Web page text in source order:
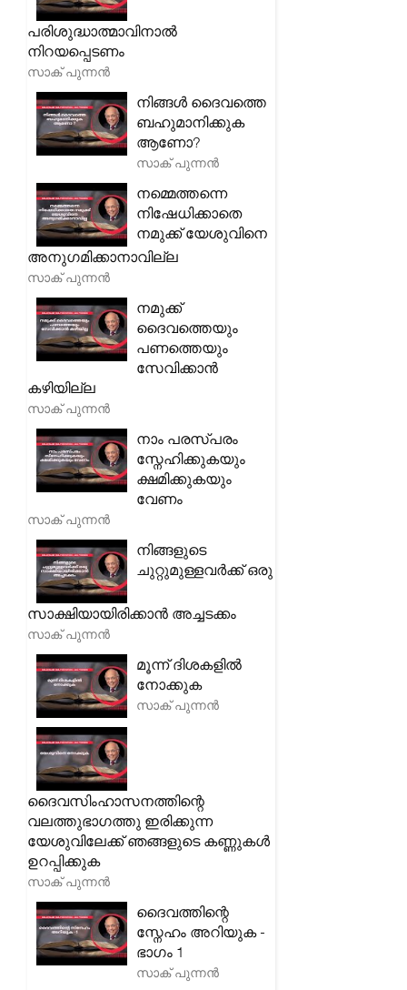
പരിശുദ്ധാത്മാവിനാൽ
നിറയപ്പെടണം
സാക് പുന്നൻ
നിങ്ങൾ ദൈവത്തെ
ബഹുമാനിക്കുക
ആണോ?
സാക് പുന്നൻ
നമ്മെത്തന്നെ
നിഷേധിക്കാതെ
നമുക്ക് യേശുവിനെ
അനുഗമിക്കാനാവില്ല
സാക് പുന്നൻ
നമുക്ക്
ദൈവത്തെയും
പണത്തെയും
സേവിക്കാൻ
കഴിയില്ല
സാക് പുന്നൻ
നാം പരസ്പരം
സ്നേഹിക്കുകയും
ക്ഷമിക്കുകയും
വേണം
സാക് പുന്നൻ
നിങ്ങളുടെ
ചുറ്റുമുള്ളവർക്ക് ഒരു
സാക്ഷിയായിരിക്കാൻ അച്ചടക്കം
സാക് പുന്നൻ
മൂന്ന് ദിശകളിൽ
നോക്കുക
സാക് പുന്നൻ
ദൈവസിംഹാസനത്തിന്റെ
വലത്തുഭാഗത്തു ഇരിക്കുന്ന
യേശുവിലേക്ക് ഞങ്ങളുടെ കണ്ണുകൾ
ഉറപ്പിക്കുക
സാക് പുന്നൻ
ദൈവത്തിന്റെ
സ്നേഹം അറിയുക -
ഭാഗം 1
സാക് പുന്നൻ